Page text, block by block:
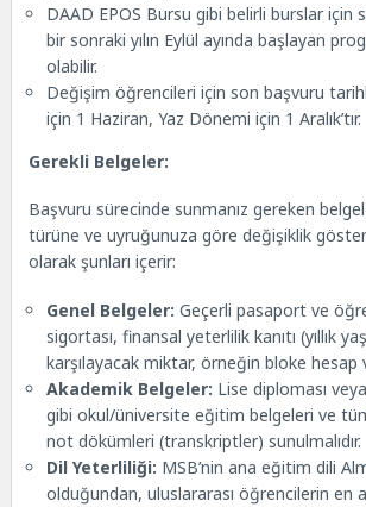
DAAD EPOS Bursu gibi belirli burslar için
bir sonraki yılın Eylül ayında başlayan
olabilir.
Değişim öğrencileri için son başvuru
için 1 Haziran, Yaz Dönemi için 1 Aralık’tır.
Gerekli Belgeler:
Başvuru sürecinde sunmanız gereken
türüne ve uyruğunuza göre değişiklik
olarak şunları içerir:
Genel Belgeler: Geçerli pasaport ve
sigortası, finansal yeterlilik kanıtı (yıllık
karşılayacak miktar, örneğin bloke hesap
Akademik Belgeler: Lise diploması
gibi okul/üniversite eğitim belgeleri ve
not dökümleri (transkriptler) sunulmalıdır.
Dil Yeterliliği: MSB’nin ana eğitim dili
olduğundan, uluslararası öğrencilerin en